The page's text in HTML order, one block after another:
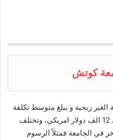
كوتش
الغير ربحية و يبلغ متوسط تكلفة
الدراسة في السنة الواحدة حوالي 12 الف دولار امريكي، وتختلف
في الجامعة فمثلاً الرسوم